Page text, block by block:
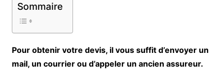
Sommaire
Pour obtenir votre devis, il vous suffit d’envoyer un
mail, un courrier ou d’appeler un ancien assureur.